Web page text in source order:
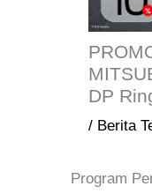
DP
/ Berita
Program